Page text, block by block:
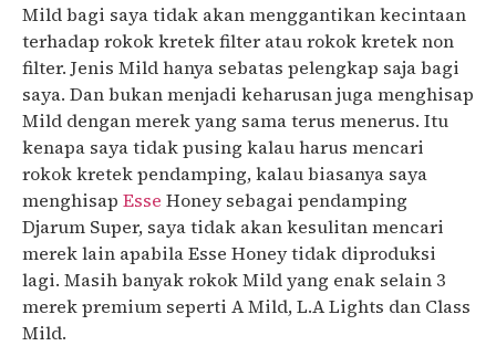
Mild bagi saya tidak akan menggantikan kecintaan
terhadap rokok kretek filter atau rokok kretek non
filter. Jenis Mild hanya sebatas pelengkap saja bagi
saya. Dan bukan menjadi keharusan juga menghisap
Mild dengan merek yang sama terus menerus. Itu
kenapa saya tidak pusing kalau harus mencari
rokok kretek pendamping, kalau biasanya saya
menghisap Esse Honey sebagai pendamping
Djarum Super, saya tidak akan kesulitan mencari
merek lain apabila Esse Honey tidak diproduksi
lagi. Masih banyak rokok Mild yang enak selain 3
merek premium seperti A Mild, L.A Lights dan Class
Mild.